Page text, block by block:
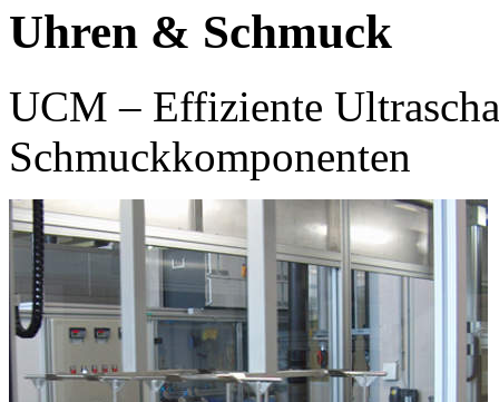
Uhren & Schmuck
UCM – Effiziente
Schmuckkomponenten